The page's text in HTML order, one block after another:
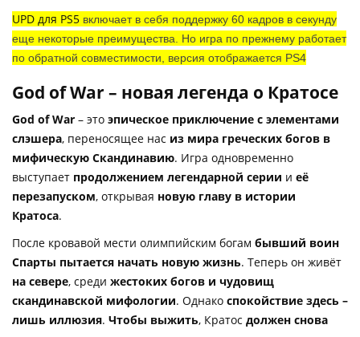
UPD для PS5 включает в себя поддержку 60 кадров в секунду
еще некоторые преимущества. Но игра по прежнему работает
по обратной совместимости, версия отображается PS4
God of War – новая легенда о Кратосе
God of War – это эпическое приключение с элементами
слэшера, переносящее нас из мира греческих богов в
мифическую Скандинавию. Игра одновременно
выступает продолжением легендарной серии и её
перезапуском, открывая новую главу в истории
Кратоса.
После кровавой мести олимпийским богам бывший воин
Спарты пытается начать новую жизнь. Теперь он живёт
на севере, среди жестоких богов и чудовищ
скандинавской мифологии. Однако спокойствие здесь –
лишь иллюзия. Чтобы выжить, Кратос должен снова